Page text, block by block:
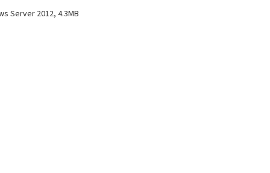
Server 2012, 4.3MB